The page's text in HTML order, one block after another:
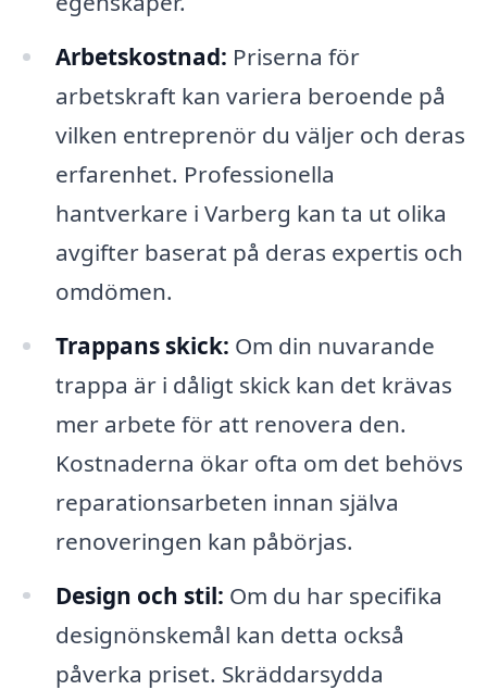
Arbetskostnad: Priserna för
arbetskraft kan variera beroende på
vilken entreprenör du väljer och deras
erfarenhet. Professionella
hantverkare i Varberg kan ta ut olika
avgifter baserat på deras expertis och
omdömen.
Trappans skick: Om din nuvarande
trappa är i dåligt skick kan det krävas
mer arbete för att renovera den.
Kostnaderna ökar ofta om det behövs
reparationsarbeten innan själva
renoveringen kan påbörjas.
Design och stil: Om du har specifika
designönskemål kan detta också
påverka priset. Skräddarsydda